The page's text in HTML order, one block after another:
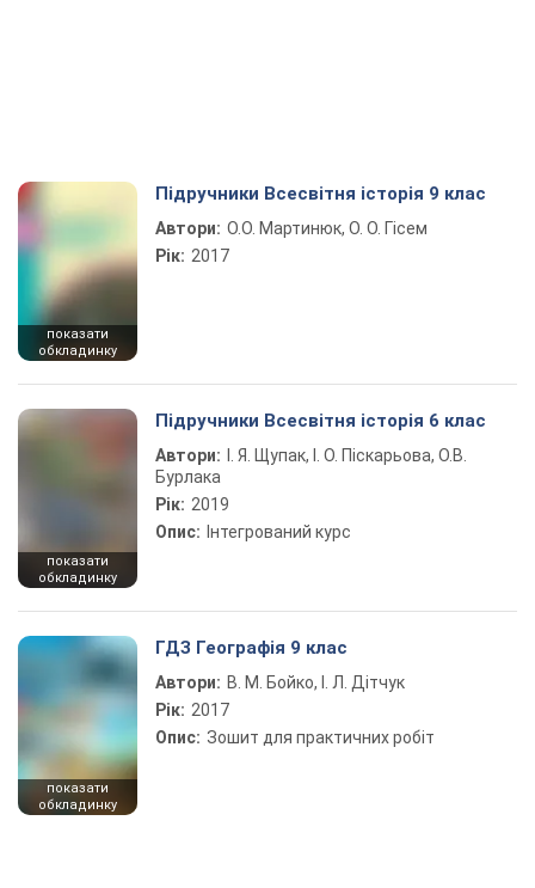
показати
обкладинку
Підручники Всесвітня історія 9 клас
Автори: О.О. Мартинюк, О. О. Гісем
Рік: 2017
показати
обкладинку
Підручники Всесвітня історія 6 клас
Автори:
І. Я. Щупак, І. О. Піскарьова, О.В.
Бурлака
Рік: 2019
Опис: Інтегрований курс
показати
обкладинку
ГДЗ Географія 9 клас
Автори: В. М. Бойко, І. Л. Дітчук
Рік: 2017
Опис: Зошит для практичних робіт